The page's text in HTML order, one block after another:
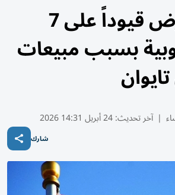
الصين تفرض قيوداً على 7
بسبب مبيعات
| آخر تحديث:24 أبريل 14:31 2026
شارك